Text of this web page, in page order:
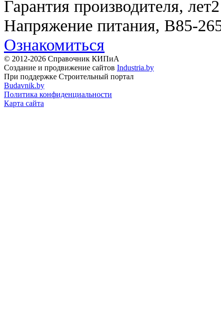
Гарантия производителя, лет2
Напряжение питания, В85-
Ознакомиться
© 2012-2026 Справочник КИПиА
Создание и продвижение сайтов Industria.by
При поддержке Строительный портал
Budavnik.by
Политика конфиденциальности
Карта сайта